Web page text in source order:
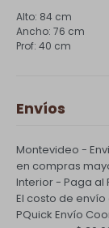
84 cm
76 cm
40 cm
Envíos
Montevideo -
en compras
Interior - Paga al
El costo de
PQuick Envío